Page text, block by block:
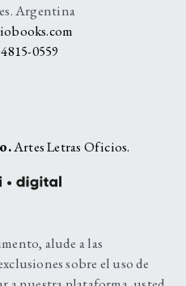
Argentina
0559
Artes Letras Oficios.
alude a las
sobre el uso de